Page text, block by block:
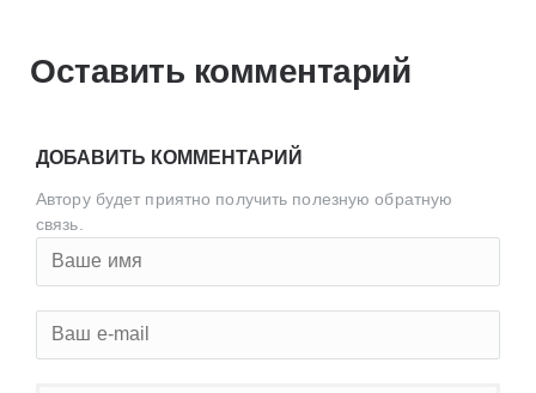
Оставить комментарий
ДОБАВИТЬ КОММЕНТАРИЙ
Автору будет приятно получить полезную обратную
связь.